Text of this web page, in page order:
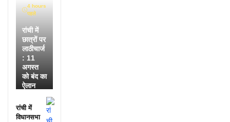
4 hours
पहले
रांची में
छात्रों पर
लाठीचार्ज
: 11
अगस्त
को बंद का
ऐलान
रांची में
विधानसभा